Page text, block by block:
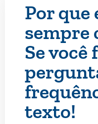
Por que
sempre
Se você
texto!